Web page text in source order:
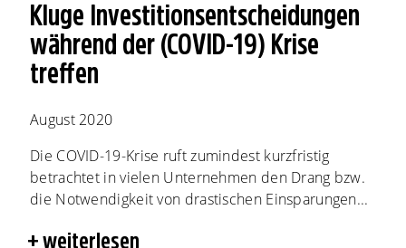
Kluge Investitionsentscheidungen
während der (COVID-19) Krise
treffen
August 2020
Die COVID-19-Krise ruft zumindest kurzfristig
betrachtet in vielen Unternehmen den Drang bzw.
die Notwendigkeit von drastischen Einsparungen...
weiterlesen